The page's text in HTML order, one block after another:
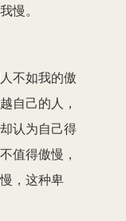
慢。
不如我的傲
自己的人，
认为自己得
值得傲慢，
，这种卑